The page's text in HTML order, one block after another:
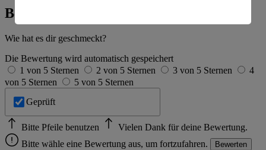
Bewertung
Wie hat es dir geschmeckt?
Die Bewertung wird automatisch gespeichert
1 von 5 Sternen
2 von 5 Sternen 3 von 5 Sternen
4
von 5 Sternen
5 von 5 Sternen
Geprüft
Bitte Pfeile benutzen
Vielen Dank für deine Bewertung.
Bitte wähle eine Bewertung aus, um fortzufahren.
Bewerten
Informationen zum Herausgeber der Seite findest du
im Impressum